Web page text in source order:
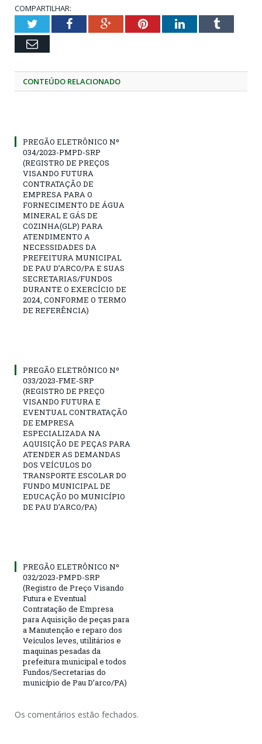
COMPARTILHAR:
TwitterFacebookGoogle+PinterestLinkedInTumblr
Email
CONTEÚDO RELACIONADO
PREGÃO ELETRÔNICO Nº
034/2023-PMPD-SRP
(REGISTRO DE PREÇOS
VISANDO FUTURA
CONTRATAÇÃO DE
EMPRESA PARA O
FORNECIMENTO DE ÁGUA
MINERAL E GÁS DE
COZINHA(GLP) PARA
ATENDIMENTO A
NECESSIDADES DA
PREFEITURA MUNICIPAL
DE PAU D’ARCO/PA E SUAS
SECRETARIAS/FUNDOS
DURANTE O EXERCÍCIO DE
2024, CONFORME O TERMO
DE REFERÊNCIA)
PREGÃO ELETRÔNICO Nº
033/2023-FME-SRP
(REGISTRO DE PREÇO
VISANDO FUTURA E
EVENTUAL CONTRATAÇÃO
DE EMPRESA
ESPECIALIZADA NA
AQUISIÇÃO DE PEÇAS PARA
ATENDER AS DEMANDAS
DOS VEÍCULOS DO
TRANSPORTE ESCOLAR DO
FUNDO MUNICIPAL DE
EDUCAÇÃO DO MUNICÍPIO
DE PAU D’ARCO/PA)
PREGÃO ELETRÔNICO Nº
032/2023-PMPD-SRP
(Registro de Preço Visando
Futura e Eventual
Contratação de Empresa
para Aquisição de peças para
a Manutenção e reparo dos
Veículos leves, utilitários e
maquinas pesadas da
prefeitura municipal e todos
Fundos/Secretarias do
município de Pau D’arco/PA)
Os comentários estão fechados.